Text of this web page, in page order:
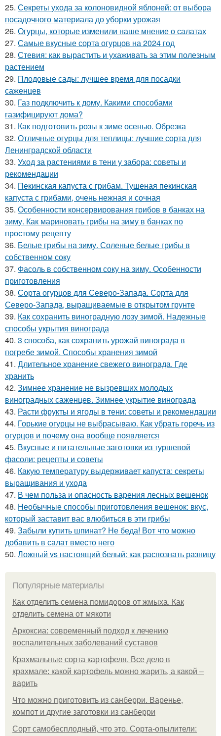
25. Секреты ухода за колоновидной яблоней: от выбора
посадочного материала до уборки урожая
26. Огурцы, которые изменили наше мнение о салатах
27. Самые вкусные сорта огурцов на 2024 год
28. Стевия: как вырастить и ухаживать за этим полезным
растением
29. Плодовые сады: лучшее время для посадки
саженцев
30. Газ подключить к дому. Какими способами
газифицируют дома?
31. Как подготовить розы к зиме осенью. Обрезка
32. Отличные огурцы для теплицы: лучшие сорта для
Ленинградской области
33. Уход за растениями в тени у забора: советы и
рекомендации
34. Пекинская капуста с грибам. Тушеная пекинская
капуста с грибами, очень нежная и сочная
35. Особенности консервирования грибов в банках на
зиму. Как мариновать грибы на зиму в банках по
простому рецепту
36. Белые грибы на зиму. Соленые белые грибы в
собственном соку
37. Фасоль в собственном соку на зиму. Особенности
приготовления
38. Сорта огурцов для Северо-Запада. Сорта для
Северо-Запада, выращиваемые в открытом грунте
39. Как сохранить виноградную лозу зимой. Надежные
способы укрытия винограда
40. 3 способа, как сохранить урожай винограда в
погребе зимой. Способы хранения зимой
41. Длительное хранение свежего винограда. Где
хранить
42. Зимнее хранение не вызревших молодых
виноградных саженцев. Зимнее укрытие винограда
43. Расти фрукты и ягоды в тени: советы и рекомендации
44. Горькие огурцы не выбрасываю. Как убрать горечь из
огурцов и почему она вообще появляется
45. Вкусные и питательные заготовки из туршевой
фасоли: рецепты и советы
46. Какую температуру выдерживает капуста: секреты
выращивания и ухода
47. В чем польза и опасность варения лесных вешенок
48. Необычные способы приготовления вешенок: вкус,
который заставит вас влюбиться в эти грибы
49. Забыли купить шпинат? Не беда! Вот что можно
добавить в салат вместо него
50. Ложный vs настоящий белый: как распознать разницу
Популярные материалы
Как отделить семена помидоров от жмыха. Как
отделить семена от мякоти
Аркоксиа: современный подход к лечению
воспалительных заболеваний суставов
Крахмальные сорта картофеля. Все дело в
крахмале: какой картофель можно жарить, а какой –
варить
Что можно приготовить из санберри. Варенье,
компот и другие заготовки из санберри
Сорт самобесплодный, что это. Сорта-опылители: